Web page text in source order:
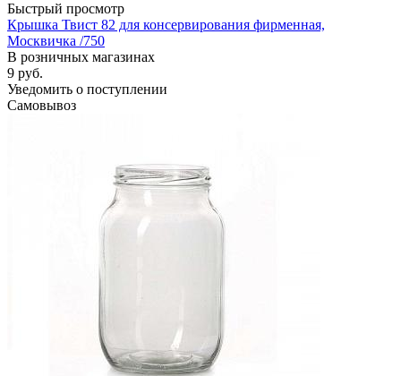
Быстрый просмотр
Крышка Твист 82 для консервирования фирменная,
Москвичка /750
В розничных магазинах
9 руб.
Уведомить о поступлении
Самовывоз